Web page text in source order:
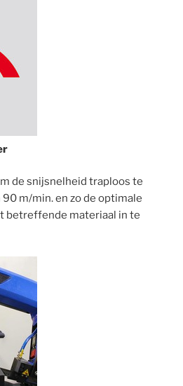
de snijsnelheid traploos te
m/min. en zo de optimale
betreffende materiaal in te